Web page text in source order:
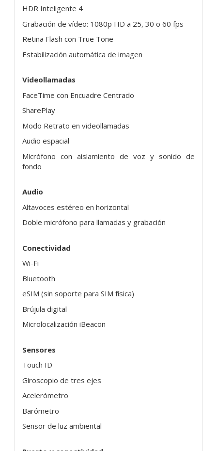
HDR Inteligente 4
Grabación de vídeo: 1080p HD a 25, 30 o 60 fps
Retina Flash con True Tone
Estabilización automática de imagen
Videollamadas
FaceTime con Encuadre Centrado
SharePlay
Modo Retrato en videollamadas
Audio espacial
Micrófono con aislamiento de voz y sonido de
fondo
Audio
Altavoces estéreo en horizontal
Doble micrófono para llamadas y grabación
Conectividad
Wi-Fi
Bluetooth
eSIM (sin soporte para SIM física)
Brújula digital
Microlocalización iBeacon
Sensores
Touch ID
Giroscopio de tres ejes
Acelerómetro
Barómetro
Sensor de luz ambiental